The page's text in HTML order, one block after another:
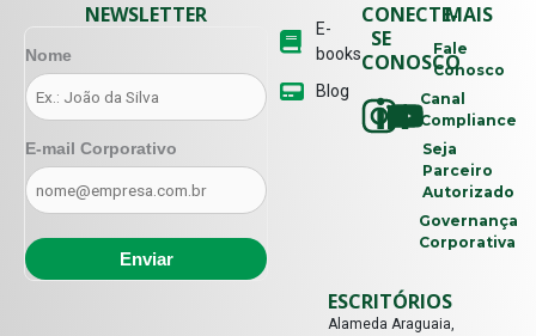
E-
books
Blog
CONECTE-
SE
CONOSCO
MAIS
Fale
Conosco
Canal
Compliance
Seja
Parceiro
Autorizado
Governança
Corporativa
ESCRITÓRIOS
Alameda Araguaia,
NEWSLETTER
Nome
E-mail Corporativo